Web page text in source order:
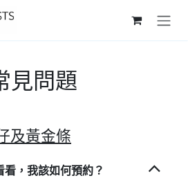
見問題
及黃金條
，我該如何預約？